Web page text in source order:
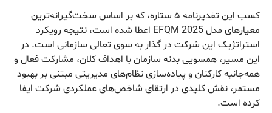
کسب این تقدیرنامه ۵ ستاره، که بر اساس سخت‌گیرانه‌ترین
معیارهای مدل EFQM 2025 اعطا شده است، نتیجه رویکرد
استراتژیک این شرکت در گذار به سوی تعالی سازمانی است. در
این مسیر، همسویی بدنه سازمان با اهداف کلان، مشارکت فعال و
همه‌جانبه کارکنان و پیاده‌سازی نظام‌های مدیریتی مبتنی بر بهبود
مستمر، نقش کلیدی در ارتقای شاخص‌های عملکردی شرکت ایفا
کرده است.